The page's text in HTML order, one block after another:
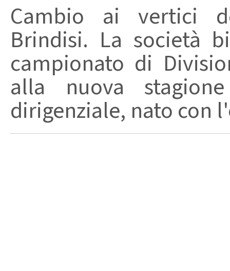
Cambio ai vertici
Brindisi. La società
campionato di
alla nuova
dirigenziale, nato con